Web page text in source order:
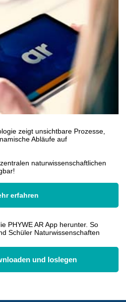
zeigt unsichtbare Prozesse,
Abläufe auf
naturwissenschaftlichen
erfahren
PHYWE AR App herunter. So
Schüler Naturwissenschaften
und loslegen